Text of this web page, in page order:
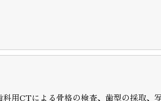
用CTによる骨格の検査、歯型の採取、